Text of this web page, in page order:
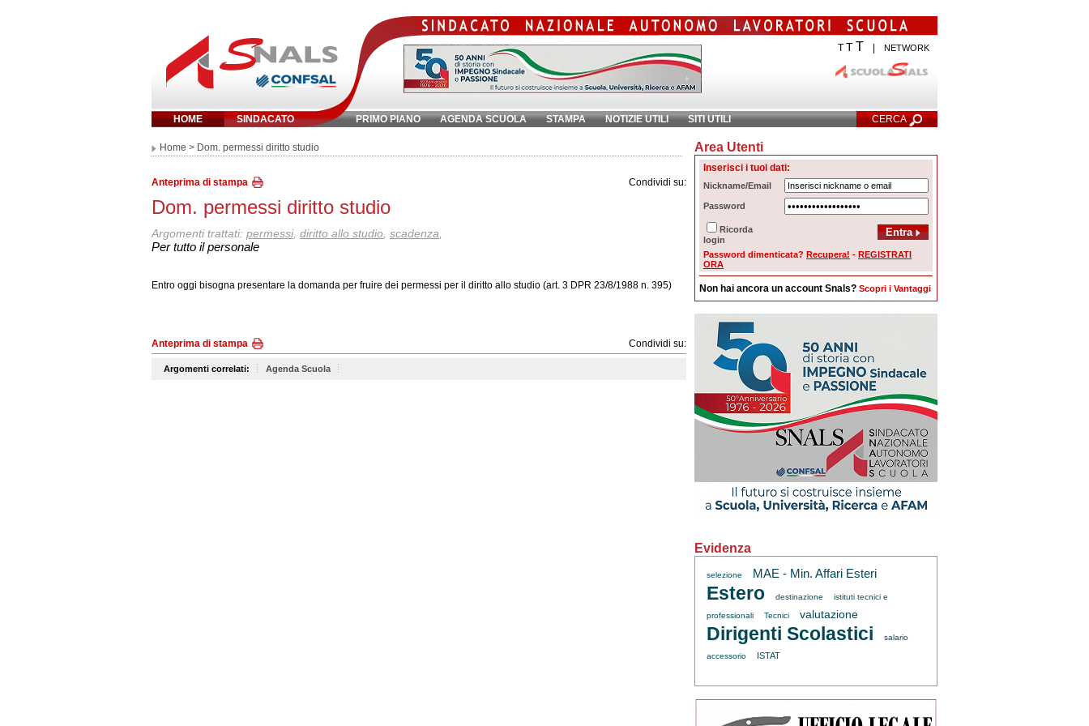
T TT NETWORK
HOME SINDACATO PRIMO PIANO AGENDA SCUOLA STAMPA NOTIZIE UTILI SITI UTILI CERCA
Inserisci parola chiave: Ricerca Avanzata
Home > Dom. permessi diritto studio
Anteprima di stampa Condividi su:
Dom. permessi diritto studio
Argomenti trattati: permessi, diritto allo studio scadenza
Per tutto il personale
Entro oggi bisogna presentare la domanda per fruire dei permessi per il diritto allo studio (art. 3 DPR 23/8/1988 n. 395)
Anteprima di stampa Condividi su:
Argomenti correlati: Agenda Scuola
Area Utenti
Inserisci i tuoi dati:
Nickname/Email
Password
Ricorda
login
Password dimenticata? Recupera! - REGISTRATI
ORA
Non hai ancora un account Snals? Scopri i Vantaggi
Evidenza
selezione MAE - Min. Affari Esteri
Estero destinazione istituti tecnici e
professionali Tecnici valutazione
Dirigenti Scolastici salario
accessorio ISTAT